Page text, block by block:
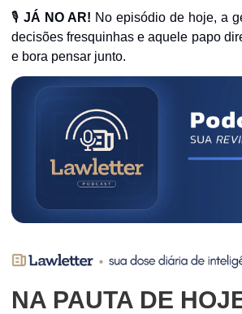
🎙️ JÁ NO AR! No episódio de hoje, a
decisões fresquinhas e aquele papo
e bora pensar junto.
NA PAUTA DE